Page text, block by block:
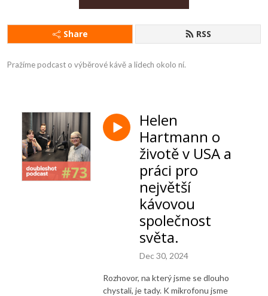
Share RSS
Pražíme podcast o výběrové kávě a lidech okolo ní.
Helen
Hartmann o
životě v USA a
práci pro
největší
kávovou
společnost
světa.
Dec 30, 2024
Rozhovor, na který jsme se dlouho
chystali, je tady. K mikrofonu jsme